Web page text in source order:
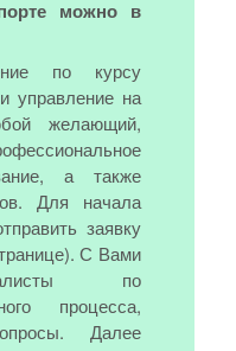
можно в
по курсу
управление на
желающий,
а также
Для начала
заявку
С Вами
по
процесса,
Далее